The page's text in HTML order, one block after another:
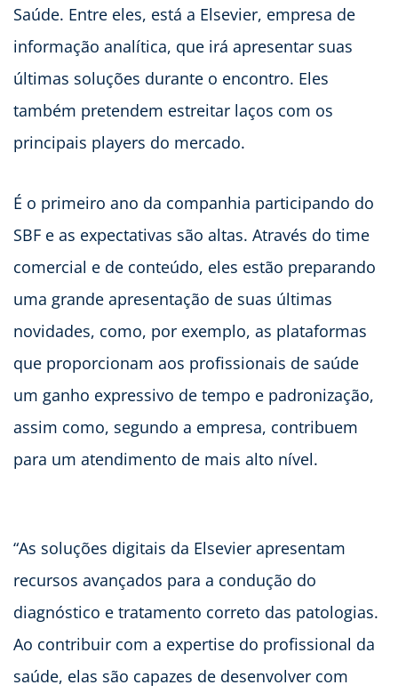
Saúde. Entre eles, está a Elsevier, empresa de
informação analítica, que irá apresentar suas
últimas soluções durante o encontro. Eles
também pretendem estreitar laços com os
principais players do mercado.
É o primeiro ano da companhia participando do
SBF e as expectativas são altas. Através do time
comercial e de conteúdo, eles estão preparando
uma grande apresentação de suas últimas
novidades, como, por exemplo, as plataformas
que proporcionam aos profissionais de saúde
um ganho expressivo de tempo e padronização,
assim como, segundo a empresa, contribuem
para um atendimento de mais alto nível.
“As soluções digitais da Elsevier apresentam
recursos avançados para a condução do
diagnóstico e tratamento correto das patologias.
Ao contribuir com a expertise do profissional da
saúde, elas são capazes de desenvolver com